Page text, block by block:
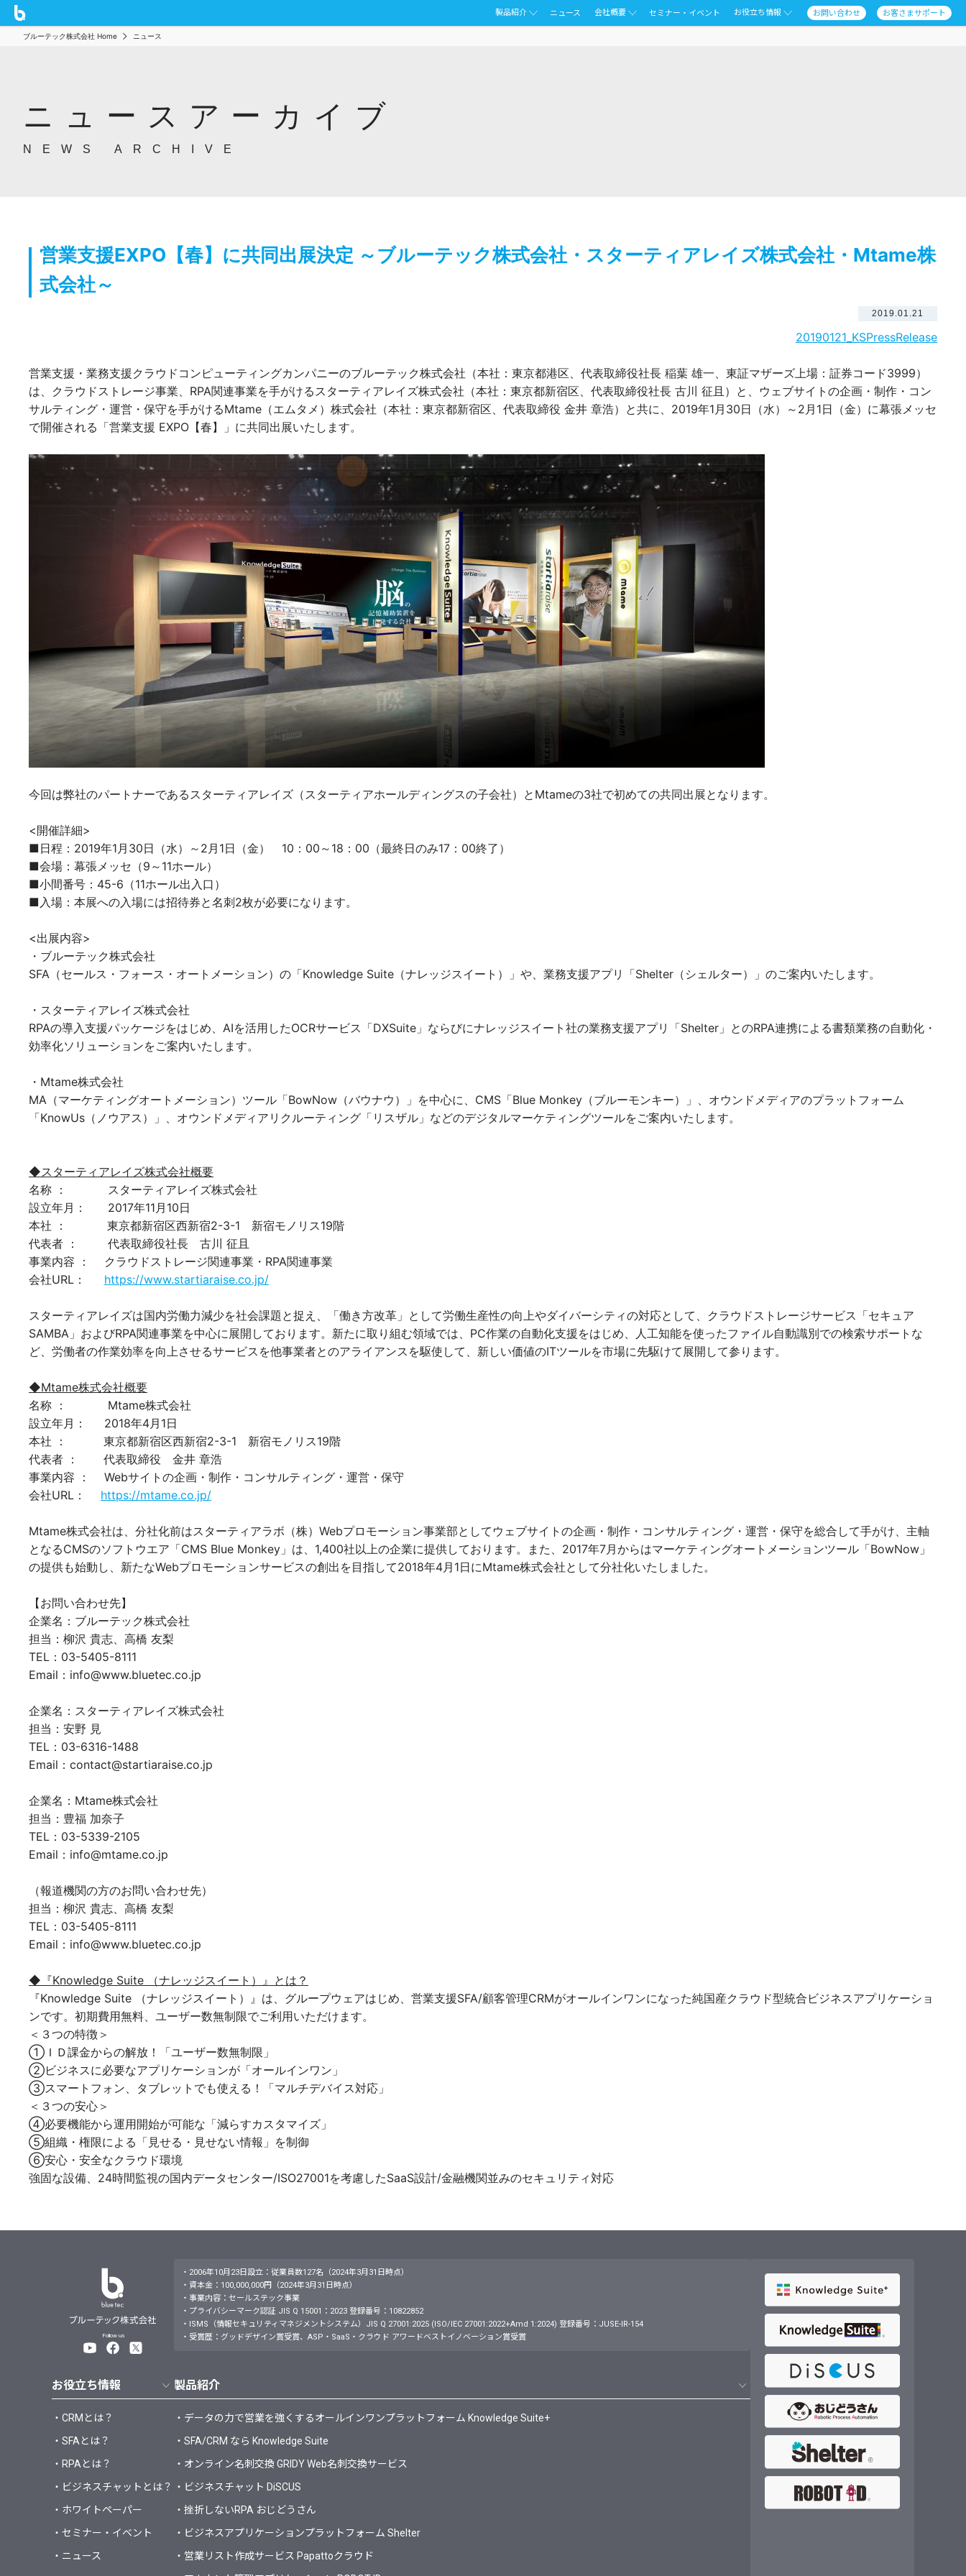
製品紹介 ニュース 会社概要 セミナー・イベント お役立ち情報 お問い合わせ お客さまサポート
ブルーテック株式会社 Home ニュース
ニュースアーカイブ
NEWS ARCHIVE
営業支援EXPO【春】に共同出展決定 ～ブルーテック株式会社・スターティアレイズ株式会社・Mtame株
式会社～
2019.01.21
20190121_KSPressRelease
営業支援・業務支援クラウドコンピューティングカンパニーのブルーテック株式会社（本社：東京都港区、代表取締役社長 稲葉 雄一、東証マザーズ上場：証券コード3999）
は、クラウドストレージ事業、RPA関連事業を手がけるスターティアレイズ株式会社（本社：東京都新宿区、代表取締役社長 古川 征且）と、ウェブサイトの企画・制作・コン
サルティング・運営・保守を手がけるMtame（エムタメ）株式会社（本社：東京都新宿区、代表取締役 金井 章浩）と共に、2019年1月30日（水）～2月1日（金）に幕張メッセ
で開催される「営業支援 EXPO【春】」に共同出展いたします。
今回は弊社のパートナーであるスターティアレイズ（スターティアホールディングスの子会社）とMtameの3社で初めての共同出展となります。
<開催詳細>
■日程：2019年1月30日（水）～2月1日（金） 10：00～18：00（最終日のみ17：00終了）
■会場：幕張メッセ（9～11ホール）
■小間番号：45-6（11ホール出入口）
■入場：本展への入場には招待券と名刺2枚が必要になります。
<出展内容>
・ブルーテック株式会社
SFA（セールス・フォース・オートメーション）の「Knowledge Suite（ナレッジスイート）」や、業務支援アプリ「Shelter（シェルター）」のご案内いたします。
・スターティアレイズ株式会社
RPAの導入支援パッケージをはじめ、AIを活用したOCRサービス「DXSuite」ならびにナレッジスイート社の業務支援アプリ「Shelter」とのRPA連携による書類業務の自動化・
効率化ソリューションをご案内いたします。
・Mtame株式会社
MA（マーケティングオートメーション）ツール「BowNow（バウナウ）」を中心に、CMS「Blue Monkey（ブルーモンキー）」、オウンドメディアのプラットフォーム
「KnowUs（ノウアス）」、オウンドメディアリクルーティング「リスザル」などのデジタルマーケティングツールをご案内いたします。
◆スターティアレイズ株式会社概要
名称 ： スターティアレイズ株式会社
設立年月： 2017年11月10日
本社 ： 東京都新宿区西新宿2-3-1 新宿モノリス19階
代表者 ： 代表取締役社長 古川 征且
事業内容 ： クラウドストレージ関連事業・RPA関連事業
会社URL： https://www.startiaraise.co.jp/
スターティアレイズは国内労働力減少を社会課題と捉え、「働き方改革」として労働生産性の向上やダイバーシティの対応として、クラウドストレージサービス「セキュア
SAMBA」およびRPA関連事業を中心に展開しております。新たに取り組む領域では、PC作業の自動化支援をはじめ、人工知能を使ったファイル自動識別での検索サポートな
ど、労働者の作業効率を向上させるサービスを他事業者とのアライアンスを駆使して、新しい価値のITツールを市場に先駆けて展開して参ります。
◆Mtame株式会社概要
名称 ： Mtame株式会社
設立年月： 2018年4月1日
本社 ： 東京都新宿区西新宿2-3-1 新宿モノリス19階
代表者 ： 代表取締役 金井 章浩
事業内容 ： Webサイトの企画・制作・コンサルティング・運営・保守
会社URL： https://mtame.co.jp/
Mtame株式会社は、分社化前はスターティアラボ（株）Webプロモーション事業部としてウェブサイトの企画・制作・コンサルティング・運営・保守を総合して手がけ、主軸
となるCMSのソフトウエア「CMS Blue Monkey」は、1,400社以上の企業に提供しております。また、2017年7月からはマーケティングオートメーションツール「BowNow」
の提供も始動し、新たなWebプロモーションサービスの創出を目指して2018年4月1日にMtame株式会社として分社化いたしました。
【お問い合わせ先】
企業名：ブルーテック株式会社
担当：柳沢 貴志、高橋 友梨
TEL：03-5405-8111
Email：info@www.bluetec.co.jp
企業名：スターティアレイズ株式会社
担当：安野 見
TEL：03-6316-1488
Email：contact@startiaraise.co.jp
企業名：Mtame株式会社
担当：豊福 加奈子
TEL：03-5339-2105
Email：info@mtame.co.jp
（報道機関の方のお問い合わせ先）
担当：柳沢 貴志、高橋 友梨
TEL：03-5405-8111
Email：info@www.bluetec.co.jp
◆『Knowledge Suite （ナレッジスイート）』とは？
『Knowledge Suite （ナレッジスイート）』は、グループウェアはじめ、営業支援SFA/顧客管理CRMがオールインワンになった純国産クラウド型統合ビジネスアプリケーショ
ンです。初期費用無料、ユーザー数無制限でご利用いただけます。
＜３つの特徴＞
①ＩＤ課金からの解放！「ユーザー数無制限」
②ビジネスに必要なアプリケーションが「オールインワン」
③スマートフォン、タブレットでも使える！「マルチデバイス対応」
＜３つの安心＞
④必要機能から運用開始が可能な「減らすカスタマイズ」
⑤組織・権限による「見せる・見せない情報」を制御
⑥安心・安全なクラウド環境
強固な設備、24時間監視の国内データセンター/ISO27001を考慮したSaaS設計/金融機関並みのセキュリティ対応
Follow us
・2006年10月23日設立：従業員数127名（2024年3月31日時点）
・資本金：100,000,000円（2024年3月31日時点）
・事業内容：セールステック事業
・プライバシーマーク認証 JIS Q 15001：2023 登録番号：10822852
・ISMS（情報セキュリティマネジメントシステム）JIS Q 27001:2025 (ISO/IEC 27001:2022+Amd 1:2024) 登録番号：JUSE-IR-154
・受賞歴：グッドデザイン賞受賞、ASP・SaaS・クラウド アワードベストイノベーション賞受賞
お役立ち情報
・CRMとは？
・SFAとは？
・RPAとは？
・ビジネスチャットとは？
・ホワイトペーパー
・セミナー・イベント
・ニュース
製品紹介
・データの力で営業を強くするオールインワンプラットフォーム Knowledge Suite+
・SFA/CRM なら Knowledge Suite
・オンライン名刺交換 GRIDY Web名刺交換サービス
・ビジネスチャット DiSCUS
・挫折しないRPA おじどうさん
・ビジネスアプリケーションプラットフォーム Shelter
・営業リスト作成サービス Papattoクラウド